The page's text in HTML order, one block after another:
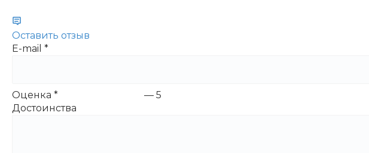
Оставить отзыв
E-mail *
Оценка * — 5
Достоинства